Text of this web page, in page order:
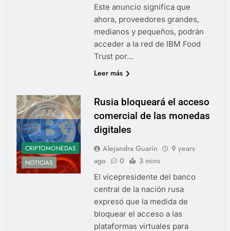
Este anuncio significa que
ahora, proveedores grandes,
medianos y pequeños, podrán
acceder a la red de IBM Food
Trust por…
Leer más
CRIPTOMONEDAS
NOTICIAS
Rusia bloqueará el acceso
comercial de las monedas
digitales
Alejandra Guarín
9 years
ago
0 3 mins
El vicepresidente del banco
central de la nación rusa
expresó que la medida de
bloquear el acceso a las
plataformas virtuales para